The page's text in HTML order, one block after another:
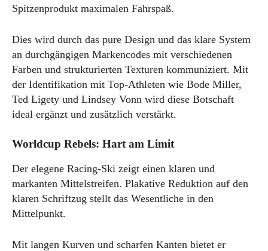
Spitzenprodukt maximalen Fahrspaß.
Dies wird durch das pure Design und das klare System
an durchgängigen Markencodes mit verschiedenen
Farben und strukturierten Texturen kommuniziert. Mit
der Identifikation mit Top-Athleten wie Bode Miller,
Ted Ligety und Lindsey Vonn wird diese Botschaft
ideal ergänzt und zusätzlich verstärkt.
Worldcup Rebels: Hart am Limit
Der elegene Racing-Ski zeigt einen klaren und
markanten Mittelstreifen. Plakative Reduktion auf den
klaren Schriftzug stellt das Wesentliche in den
Mittelpunkt.
Mit langen Kurven und scharfen Kanten bietet er